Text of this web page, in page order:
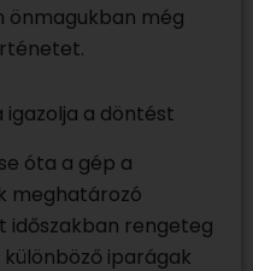
önmagukban még
igazolja a döntést
óta a gép a
meghatározó
időszakban rengeteg
iparágak